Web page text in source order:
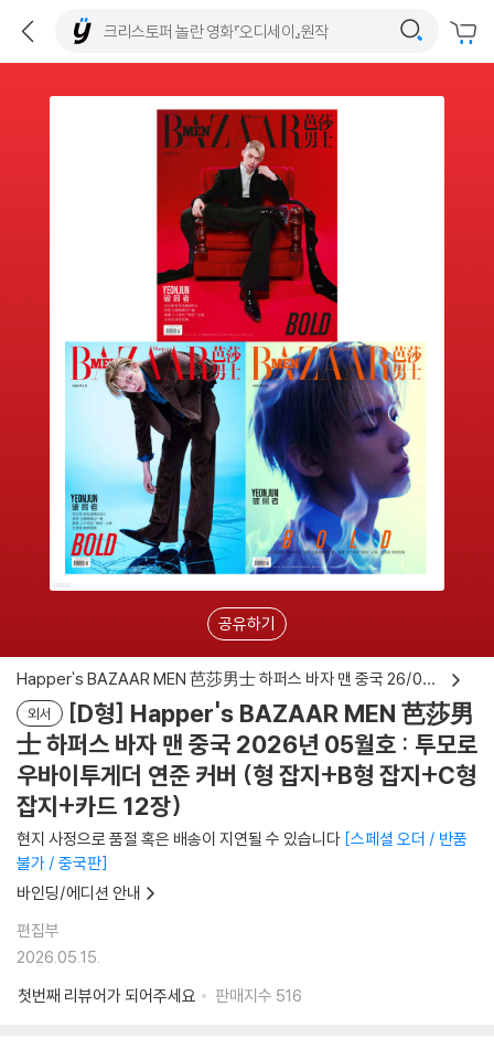
공유하기
Happer's BAZAAR MEN 芭莎男士 하퍼스 바자 맨 중국 26/05 투모로우바이투게더 연준 커버
외서
[D형] Happer's BAZAAR MEN 芭莎男
士 하퍼스 바자 맨 중국 2026년 05월호 : 투모로
우바이투게더 연준 커버 (형 잡지+B형 잡지+C형
잡지+카드 12장)
현지 사정으로 품절 혹은 배송이 지연될 수 있습니다 스페셜 오더 / 반품
불가 / 중국판
바인딩/에디션 안내
편집부
2026.05.15.
첫번째 리뷰어가 되어주세요
판매지수 516